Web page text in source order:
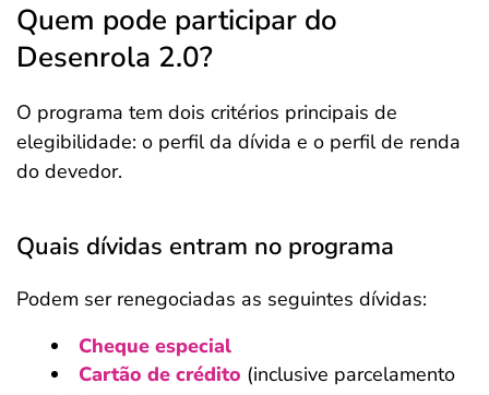
Quem pode participar do
Desenrola 2.0?
O programa tem dois critérios principais de
elegibilidade: o perfil da dívida e o perfil de renda
do devedor.
Quais dívidas entram no programa
Podem ser renegociadas as seguintes dívidas:
Cheque especial
Cartão de crédito (inclusive parcelamento